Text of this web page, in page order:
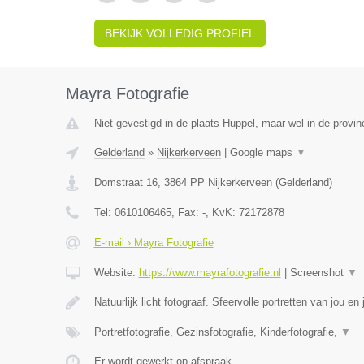
BEKIJK VOLLEDIG PROFIEL
Mayra Fotografie
Niet gevestigd in de plaats Huppel, maar wel in de
Gelderland » Nijkerkerveen| Google maps ▼
Domstraat 16, 3864 PP Nijkerkerveen(Gelderland)
Tel: 0610106465, Fax: -, KvK: 72172878
E-mail › Mayra Fotografie
Website: https://www.mayrafotografie.nl Screenshot ▼
Natuurlijk licht fotograaf. Sfeervolle portretten van jou en
Portretfotografie, Gezinsfotografie, Kinderfotografie, ▼
Er wordt gewerkt op afspraak.